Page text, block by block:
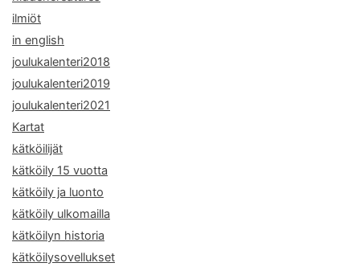
ilmiöt
in english
joulukalenteri2018
joulukalenteri2019
joulukalenteri2021
Kartat
kätköilijät
kätköily 15 vuotta
kätköily ja luonto
kätköily ulkomailla
kätköilyn historia
kätköilysovellukset